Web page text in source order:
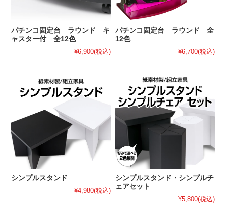
パチンコ固定台 ラウンド キ
ャスター付 全12色
¥6,900(税込)
パチンコ固定台 ラウンド 全
12色
¥6,700(税込)
シンプルスタンド
¥4,980(税込)
シンプルスタンド・シンプルチ
ェアセット
¥5,800(税込)